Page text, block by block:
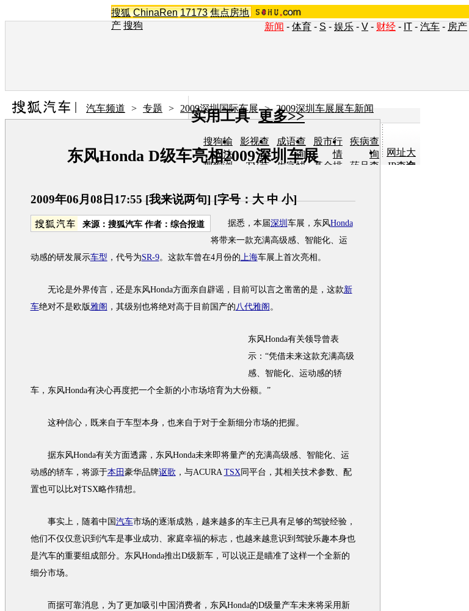
搜狐 ChinaRen 17173 焦点房地
产 搜狗 新闻 - 体育 - S - 娱乐 - V - 财经 - IT - 汽车 - 房产
实用工具 更多>>
搜狗输
入法
影视查
询
成语查
询
股市行
情
疾病查
询
网址大
全
搜狗浏
TV节
生字快
基金排
药品查
IP查询
乐盒
汽车频道 > 专题 > 2009深圳国际车展 > 2009深圳车展展车新闻
东风Honda D级车亮相2009深圳车展
2009年06月08日17:55 [我来说两句] [字号：大 中 小]
来源： 搜狐汽车作者：综合报道 据悉，本届深圳 车展，东风Honda
将带来一款充满高级感、智能化、运
动感的研发展示车型 ，代号为SR-9。这款车曾在4月份的上海车展上首次亮相。
无论是外界传言，还是东风Honda方面亲自辟谣，目前可以言之凿凿的是，这款新
车绝对不是欧版雅阁 ，其级别也将绝对高于目前国产的 八代雅阁 。
东风Honda有关领导曾表
示：“凭借未来这款充满高级
感、智能化、运动感的轿
车，东风Honda有决心再度把一个全新的小市场培育为大份额。”
这种信心，既来自于车型本身，也来自于对于全新细分市场的把握。
据东风Honda有关方面透露，东风Honda未来即将量产的充满高级感、智能化、运
动感的轿车，将源于本田 豪华品牌讴歌 ，与ACURA TSX同平台，其相关技术参数、配
置也可以比对TSX略作猜想。
事实上，随着中国 汽车市场的逐渐成熟，越来越多的车主已具有足够的驾驶经验，
他们不仅仅意识到 汽车是事业成功、家庭幸福的标志，也越来越意识到驾驶乐趣本身也
是汽车的重要组成部分。东风Honda推出D级新车，可以说正是瞄准了这样一个全新的
细分市场。
而据可靠消息，为了更加吸引中国消费者，东风Honda的D级量产车未来将采用新